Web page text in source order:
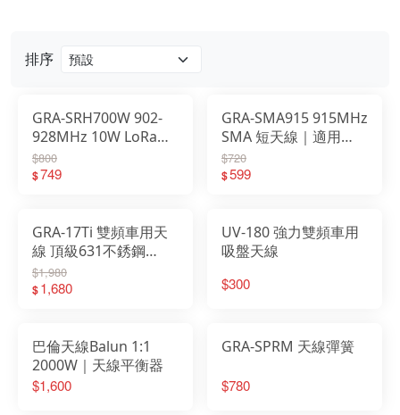
排序
GRA-SRH700W 902-
928MHz 10W LoRa鵝
頸天線 SMA-P
$800
$749
GRA-SMA915 915MHz
SMA 短天線｜適用
LoRa／Meshtastic／
MESH 通訊設備
$720
$599
GRA-17Ti 雙頻車用天
線 頂級631不銹鋼
67cm
$1,980
$1,680
UV-180 強力雙頻車用
吸盤天線
$300
巴倫天線Balun 1:1
2000W｜天線平衡器
$1,600
GRA-SPRM 天線彈簧
$780